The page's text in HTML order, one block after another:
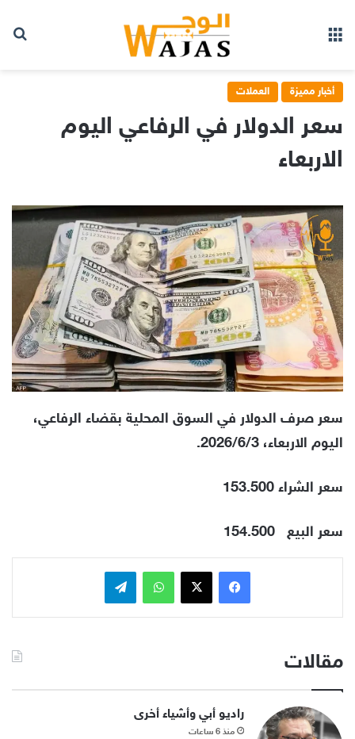
أخبار مميزة العملات
سعر الدولار في الرفاعي اليوم
الاربعاء
سعر صرف الدولار في السوق المحلية بقضاء الرفاعي،
اليوم الاربعاء، 2026/6/3.
سعر الشراء 153.500
سعر البيع 154.500
فيسبوكx واتساب تيلقرام
مقالات
راديو أبي وأشياء أخرى
منذ 6 ساعات